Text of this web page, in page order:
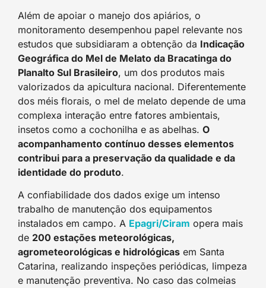
Além de apoiar o manejo dos apiários, o
monitoramento desempenhou papel relevante nos
estudos que subsidiaram a obtenção da Indicação
Geográfica do Mel de Melato da Bracatinga do
Planalto Sul Brasileiro, um dos produtos mais
valorizados da apicultura nacional. Diferentemente
dos méis florais, o mel de melato depende de uma
complexa interação entre fatores ambientais,
insetos como a cochonilha e as abelhas. O
acompanhamento contínuo desses elementos
contribui para a preservação da qualidade e da
identidade do produto.
A confiabilidade dos dados exige um intenso
trabalho de manutenção dos equipamentos
instalados em campo. A Epagri/Ciram opera mais
de 200 estações meteorológicas,
agrometeorológicas e hidrológicas em Santa
Catarina, realizando inspeções periódicas, limpeza
e manutenção preventiva. No caso das colmeias